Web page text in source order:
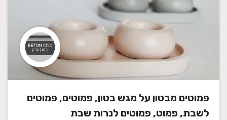
פמוטים מבטון על מגש בטון, פמוטים, פמוטים
לשבת, פמוט, פמוטים לנרות שבת